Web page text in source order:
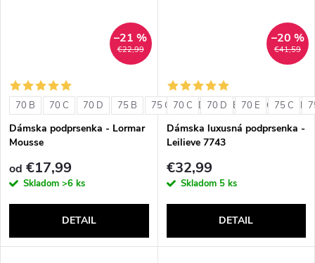
€22,99
–21 %
70 B 70 C 70 D 75 B 75 C 75 D 80 B 80 C 80 D
Dámska podprsenka - Lormar
Mousse
od €17,99
Skladom >6 ks
DETAIL
€41,59
–20 %
70 C 70 D 70 E 75 C
Dámska luxusná podprsenka -
Leilieve 7743
€32,99
Skladom 5 ks
DETAIL